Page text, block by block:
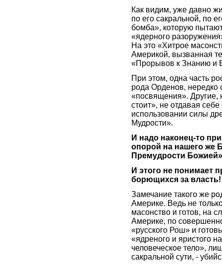
Как видим, уже давно
по его сакральной, по
бомба», которую
«ядерного
На это «Хитрое
Америкой, вызванная
«Прорывов к Знанию и
При этом, одна часть
рода Орденов, нередко
«посвящения». Другие,
стоит», не отдавая
использовании силы
Мудрости».
И надо наконец-то
опорой на нашего же
Премудрости
И этого не понимает
борющихся за власть!
Замечание такого же
Америке. Ведь не
масонство и готов, на
Америке, по
«русского Рош» и
«ядреного и яристого
человеческое тело»,
сакральной сути, -